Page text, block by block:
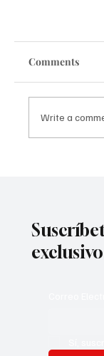
Comments
Write a